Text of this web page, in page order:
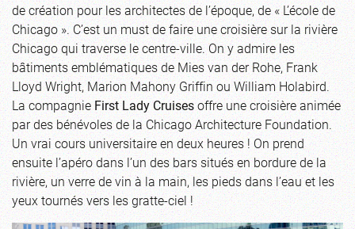
de création pour les architectes de l’époque, de « L’école de
Chicago ». C’est un must de faire une croisière sur la rivière
Chicago qui traverse le centre-ville. On y admire les
bâtiments emblématiques de Mies van der Rohe, Frank
Lloyd Wright, Marion Mahony Griffin ou William Holabird.
La compagnie First Lady Cruisesoffre une croisière animée
par des bénévoles de la Chicago Architecture Foundation.
Un vrai cours universitaire en deux heures ! On prend
ensuite l’apéro dans l’un des bars situés en bordure de la
rivière, un verre de vin à la main, les pieds dans l’eau et les
yeux tournés vers les gratte-ciel !